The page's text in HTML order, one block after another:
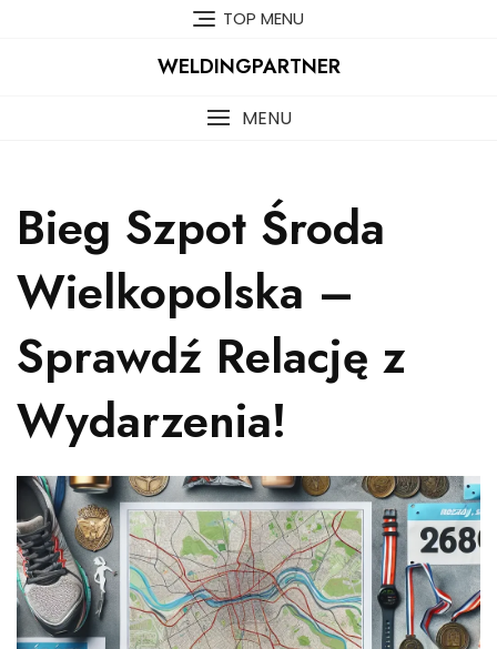
TOP MENU
WELDINGPARTNER
MENU
Bieg Szpot Środa
Wielkopolska –
Sprawdź Relację z
Wydarzenia!